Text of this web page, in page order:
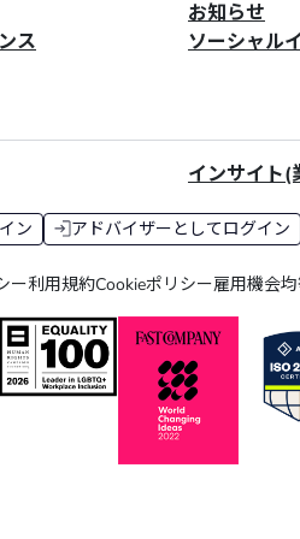
お知らせ
ス
ソーシャル
インサイト(
ン アドバイザーとしてログイン
ー利用規約Cookieポリシー雇用機会